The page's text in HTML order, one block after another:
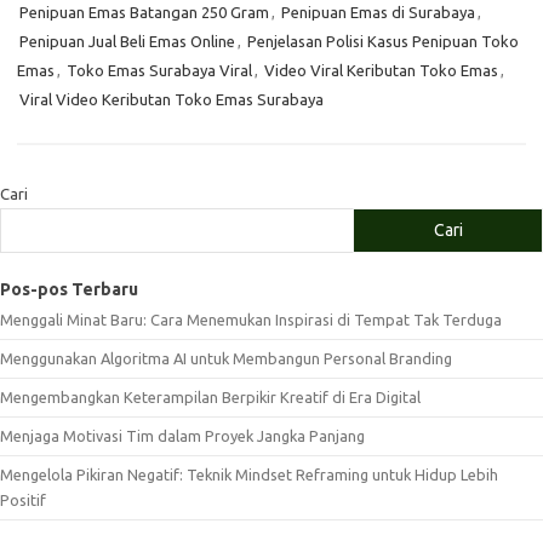
Penipuan Emas Batangan 250 Gram , Penipuan Emas di Surabaya ,
Penipuan Jual Beli Emas Online , Penjelasan Polisi Kasus Penipuan Toko
Emas , Toko Emas Surabaya Viral, Video Viral Keributan Toko Emas ,
Viral Video Keributan Toko Emas Surabaya
Cari
Cari
Pos-pos Terbaru
Menggali Minat Baru: Cara Menemukan Inspirasi di Tempat Tak Terduga
Menggunakan Algoritma AI untuk Membangun Personal Branding
Mengembangkan Keterampilan Berpikir Kreatif di Era Digital
Menjaga Motivasi Tim dalam Proyek Jangka Panjang
Mengelola Pikiran Negatif: Teknik Mindset Reframing untuk Hidup Lebih
Positif